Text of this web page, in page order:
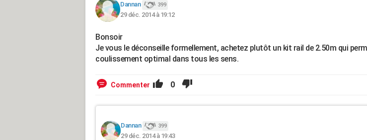
Dannan 399
29 déc. 2014 à 19:12
Bonsoir
Je vous le déconseille formellement, achetez plutôt un kit rail de 2.50m qui
coulissement optimal dans tous les sens.
Commenter 0
Dannan 399
29 déc. 2014 à 19:43